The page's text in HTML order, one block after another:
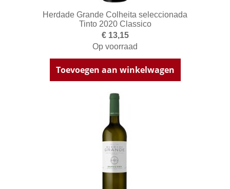
Herdade Grande Colheita seleccionada
Tinto 2020 Classico
€ 13,15
Op voorraad
Toevoegen aan winkelwagen